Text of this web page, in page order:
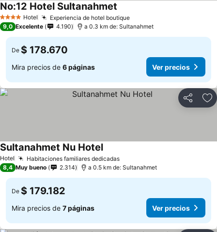
4 EstrellasHotel Experiencia de hotel boutiqueVer precios
No:12 Hotel Sultanahmet
9,0 Excelente 4.190 a 0.3 km de: Sultanahmet
De $ 178.670
Mira precios de 6 páginas Ver precios
Compartir
Hotel Habitaciones familiares dedicadasVer precios
Sultanahmet Nu HotelVer precios
8,4 Muy bueno 2.314 a 0.5 km de: Sultanahmet
De $ 179.182
Mira precios de 7 páginas Ver precios